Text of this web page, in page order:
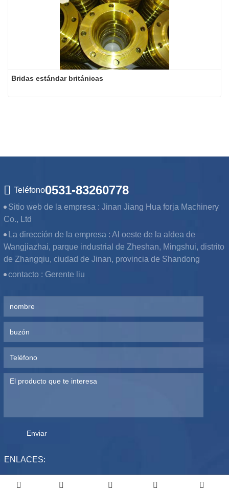
Bridas estándar británicas
Teléfono0531-83260778
Sitio web de la empresa : Jinan Jiang Hua forja Machinery
Co., Ltd
La dirección de la empresa : Al oeste de la aldea de
Wangjiazhai, parque industrial de Zheshan, Mingshui, distrito
de Zhangqiu, ciudad de Jinan, provincia de Shandong
contacto : Gerente liu
Enviar
ENLACES: